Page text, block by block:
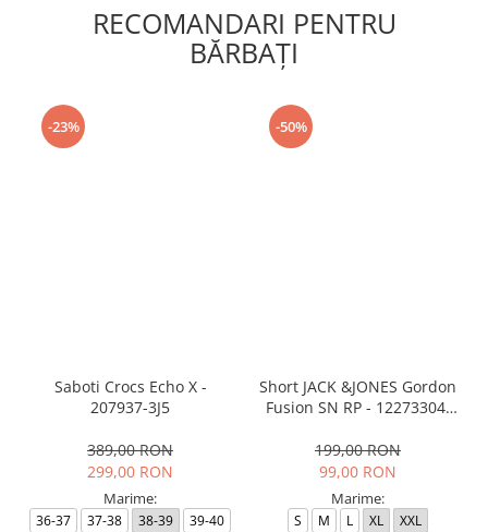
RECOMANDARI PENTRU
BĂRBAŢI
-23%
Saboti Crocs Echo X -
207937-3J5
389,00 RON
299,00 RON
Marime:
36-37 37-38 38-39
39-40
-50%
Short JACK &JONES Gordon
Fusion SN RP - 12273304-
199,00 RON
99,00 RON
Marime:
S M L XL XXL